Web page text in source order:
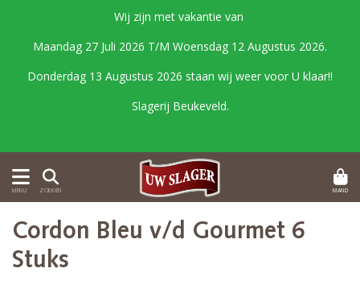
Wij zijn met vakantie van
Maandag 27 Juli 2026 T/M Woensdag 12 Augustus 2026.
Donderdag 13 Augustus 2026 staan wij weer voor U klaar!!
Slagerij Beukeveld.
MENU ZOEKEN MAND
Cordon Bleu v/d Gourmet 6
Stuks